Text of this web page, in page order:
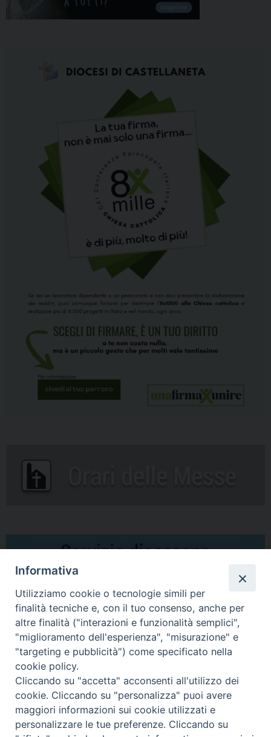
Comunicati Stampa
Il cordoglio dei Vescovi di Puglia per la morte di S.E.R. Mons. Agostino
Superbo
Nasce la Consulta Diocesana delle Aggregazioni Laicali di Castellaneta
Archivio comunicati stampa
Informativa
Utilizziamo cookie o tecnologie simili per
finalità tecniche e, con il tuo consenso, anche per
altre finalità ("interazioni e funzionalità semplici",
"miglioramento dell'esperienza", "misurazione" e
"targeting e pubblicità") come specificato nella
cookie policy.
Cliccando su "accetta" acconsenti all'utilizzo dei
cookie. Cliccando su "personalizza" puoi avere
maggiori informazioni sui cookie utilizzati e
personalizzare le tue preferenze. Cliccando su